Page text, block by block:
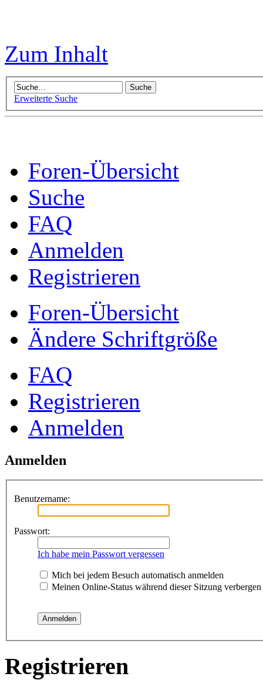
Zum Inhalt
Erweiterte Suche
Foren-Übersicht
Suche
FAQ
Anmelden
Registrieren
Foren-Übersicht
Ändere Schriftgröße
FAQ
Registrieren
Anmelden
Anmelden
Benutzername:
Passwort:
Ich habe mein Passwort vergessen
Mich bei jedem Besuch automatisch anmelden
Meinen Online-Status während dieser Sitzung verbergen
Registrieren